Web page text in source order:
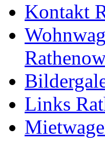
Kontakt
Links